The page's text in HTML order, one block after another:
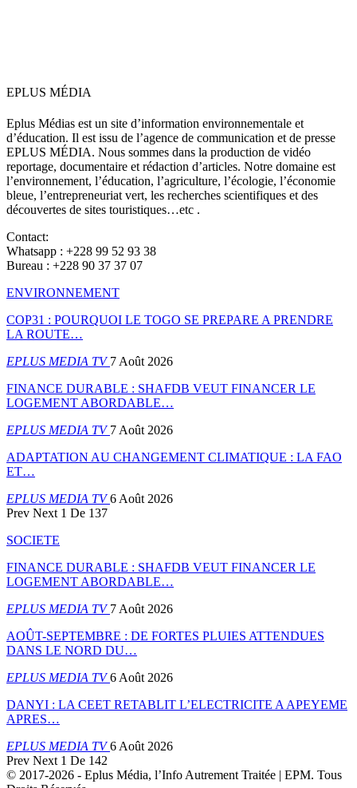
EPLUS MÉDIA
Eplus Médias est un site d’information environnementale et
d’éducation. Il est issu de l’agence de communication et de presse
EPLUS MÉDIA. Nous sommes dans la production de vidéo
reportage, documentaire et rédaction d’articles. Notre domaine est
l’environnement, l’éducation, l’agriculture, l’écologie, l’économie
bleue, l’entrepreneuriat vert, les recherches scientifiques et des
découvertes de sites touristiques…etc .
Contact:
Whatsapp : +228 99 52 93 38
Bureau : +228 90 37 37 07
ENVIRONNEMENT
COP31 : POURQUOI LE TOGO SE PREPARE A PRENDRE
LA ROUTE…
EPLUS MEDIA TV7 Août 2026
FINANCE DURABLE : SHAFDB VEUT FINANCER LE
LOGEMENT ABORDABLE…
EPLUS MEDIA TV7 Août 2026
ADAPTATION AU CHANGEMENT CLIMATIQUE : LA FAO
ET…
EPLUS MEDIA TV6 Août 2026
Prev Next 1 De 137
SOCIETE
FINANCE DURABLE : SHAFDB VEUT FINANCER LE
LOGEMENT ABORDABLE…
EPLUS MEDIA TV7 Août 2026
AOÛT-SEPTEMBRE : DE FORTES PLUIES ATTENDUES
DANS LE NORD DU…
EPLUS MEDIA TV6 Août 2026
DANYI : LA CEET RETABLIT L’ELECTRICITE A APEYEME
APRES…
EPLUS MEDIA TV6 Août 2026
Prev Next 1 De 142
© 2017-2026 - Eplus Média, l’Info Autrement Traitée | EPM. Tous